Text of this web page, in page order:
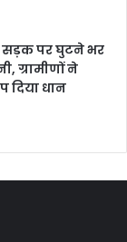
पर घुटने भर
ग्रामीणों ने
दिया धान